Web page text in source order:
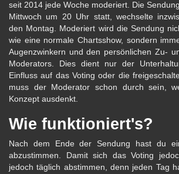
seit 2014 jede Woche moderiert. Die
Mittwoch um 20 Uhr statt, wechselte
den Montag. Moderiert wird die Sendung
wie eine normale Chartsshow, sondern
Augenzwinkern und den persönlichen Zu-
Moderators. Dies dient nur der
Einfluss auf das Voting oder die
muss der Moderator schon durch sein,
Konzept ausdenkt.
Wie funktioniert's?
Nach dem Ende der Sendung hast du
abzustimmen. Damit sich das Voting
jedoch täglich abstimmen, denn jeden Tag